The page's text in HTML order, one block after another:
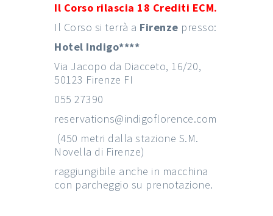
Il Corso rilascia 18 Crediti ECM.
Il Corso si terrà a Firenze presso:
Hotel Indigo****
Via Jacopo da Diacceto, 16/20,
50123 Firenze FI
055 27390
reservations@indigoflorence.com
(450 metri dalla stazione S.M.
Novella di Firenze)
raggiungibile anche in macchina
con parcheggio su prenotazione.